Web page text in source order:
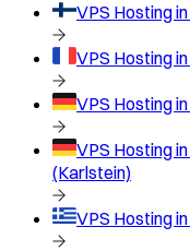
VPS Hosting in
VPS Hosting in
VPS Hosting in
VPS Hosting in
(Karlstein)
VPS Hosting in